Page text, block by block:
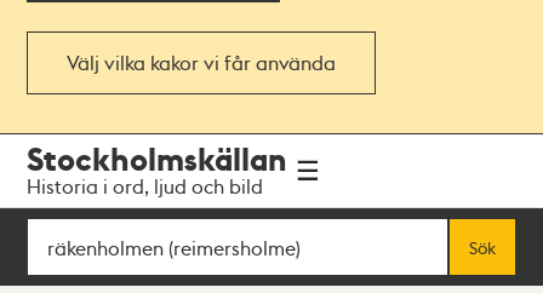
Välj vilka kakor vi får använda
navigationen
huvudinnehållet
Stockholmskällan
Historia i ord, ljud och bild
Sök
Sök